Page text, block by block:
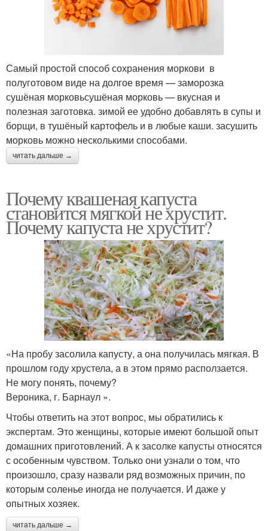
Самый простой способ сохранения моркови в
полуготовом виде на долгое время — заморозка
сушёная морковьсушёная морковь — вкусная и
полезная заготовка. зимой ее удобно добавлять в супы и
борщи, в тушёный картофель и в любые каши. засушить
морковь можно несколькими способами.
читать дальше →
Почему квашеная капуста
становится мягкой не хрустит.
Почему капуста не хрустит?
«На пробу засолила капусту, а она получилась мягкая. В
прошлом году хрустела, а в этом прямо расползается.
Не могу понять, почему?
Вероника, г. Барнаул ».
Чтобы ответить на этот вопрос, мы обратились к
экспертам. Это женщины, которые имеют большой опыт
домашних приготовлений. А к засолке капусты относятся
с особенным чувством. Только они узнали о том, что
произошло, сразу назвали ряд возможных причин, по
которым соленье иногда не получается. И даже у
опытных хозяек.
читать дальше →